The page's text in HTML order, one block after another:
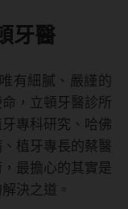
牙醫
有細膩、嚴謹的
，立頓牙醫診所
專科研究、哈佛
植牙專長的蔡醫
最擔心的其實是
決之道。